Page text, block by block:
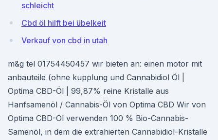
schleicht
Cbd öl hilft bei übelkeit
Verkauf von cbd in utah
m&g tel 01754450457 wir bieten an: einen motor mit
anbauteile (ohne kupplung und Cannabidiol Öl |
Optima CBD-Öl | 99,87% reine Kristalle aus
Hanfsamenöl / Cannabis-Öl von Optima CBD Wir von
Optima CBD-Öl verwenden 100 % Bio-Cannabis-
Samenöl, in dem die extrahierten Cannabidiol-Kristalle